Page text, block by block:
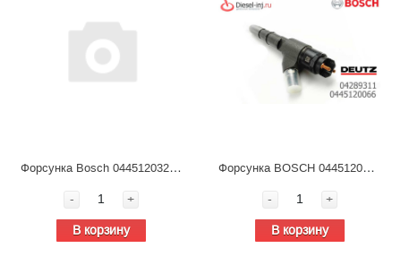
Форсунка Bosch 0445120329 5267035 , топливная для дизельных двигателей
-
+
В корзину
Форсунка BOSCH 0445120066, / DEUTZ 04289311, топливная для дизельных двигателей
-
+
В корзину